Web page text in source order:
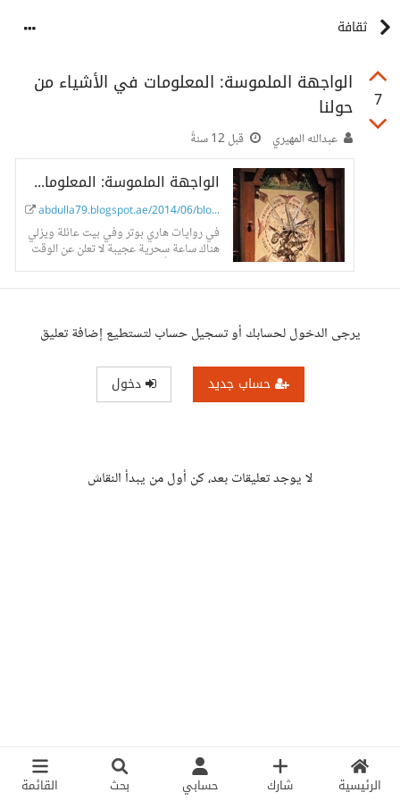
الرئيسية شارك حسابي بحث القائمة
ثقافة
7
الواجهة الملموسة: المعلومات في الأشياء من
حولنا
عبدالله المهيري قبل 12 سنةً
الواجهة الملموسة: المعلومات في الأشياء من حولنا
abdulla79.blogspot.ae/2014/06/blog-pos...
في روايات هاري بوتر وفي بيت عائلة ويزلي
هناك ساعة سحرية عجيبة لا تعلن عن الوقت
بل عن حالة أفراد العائلة، كل فرد في...
يرجى الدخول لحسابك أو تسجيل حساب لتستطيع إضافة تعليق
حساب جديد دخول
لا يوجد تعليقات بعد، كن أول من يبدأ النقاش